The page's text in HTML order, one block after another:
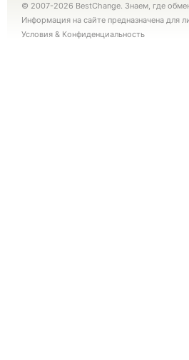
© 2007-2026 BestChange. Знаем, где
Информация на сайте предназначена для
Условия & Конфиденциальность